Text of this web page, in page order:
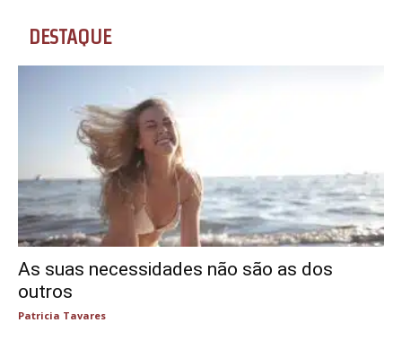
DESTAQUE
As suas necessidades não são as dos
outros
Patricia Tavares